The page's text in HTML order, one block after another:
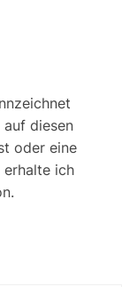
diesen
oder eine
erhalte ich